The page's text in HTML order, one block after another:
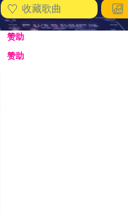
收藏歌曲
赞助
赞助